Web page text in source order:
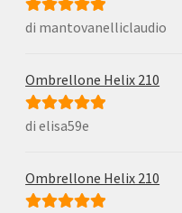
Valutato5su
di mantovanelliclaudio
Ombrellone Helix 210
Valutato5su
di elisa59e
Ombrellone Helix 210